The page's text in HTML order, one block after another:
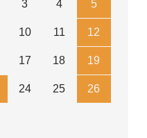
3 4 5
10 11 12
17 18 19
24 25 26